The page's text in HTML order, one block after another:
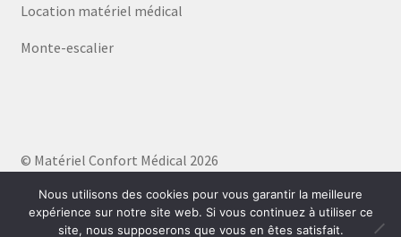
Location matériel médical
Monte-escalier
© Matériel Confort Médical 2026
Nous utilisons des cookies pour vous garantir la meilleure
expérience sur notre site web. Si vous continuez à utiliser ce
site, nous supposerons que vous en êtes satisfait.